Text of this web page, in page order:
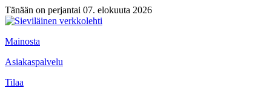
Tänään on perjantai 07. elokuuta 2026
Mainosta
Asiakaspalvelu
Tilaa